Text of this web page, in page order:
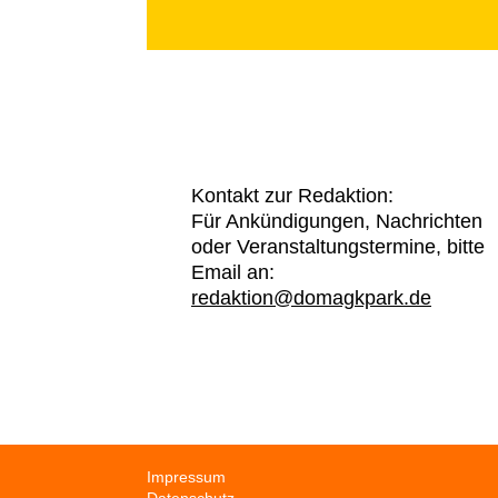
Kontakt zur Redaktion:
Für Ankündigungen, Nachrichten
oder Veranstaltungstermine, bitte
Email an:
redaktion@domagkpark.de
Navigation
Impressum